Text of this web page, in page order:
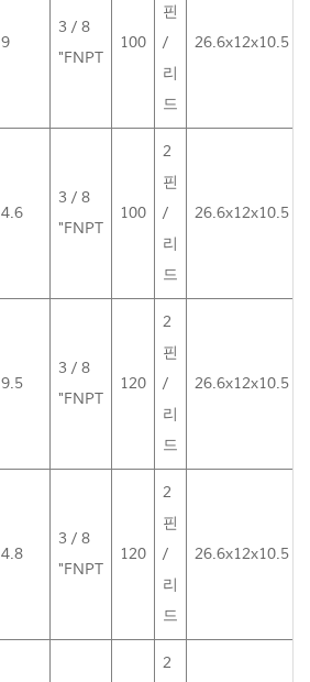
9
3 / 8
"FNPT
100
핀
/
리
드
26.6x12x10.5
4.6
3 / 8
"FNPT
100
2
핀
/
리
드
26.6x12x10.5
9.5
3 / 8
"FNPT
120
2
핀
/
리
드
26.6x12x10.5
4.8
3 / 8
"FNPT
120
2
핀
/
리
드
26.6x12x10.5
2